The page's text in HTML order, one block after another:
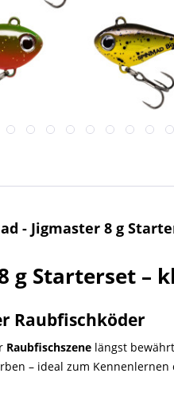
- Jigmaster 8 g
g Starterset –
Raubfischköder
Raubfischszene längst
– ideal zum Kennenlernen